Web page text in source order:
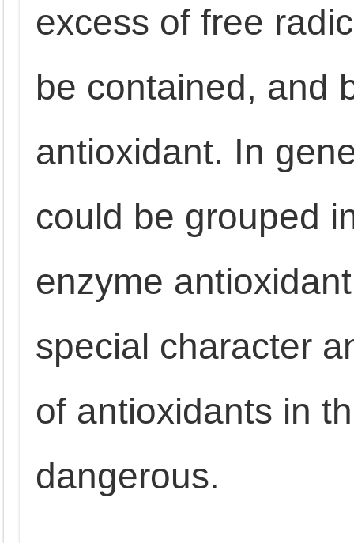
excess of free
be contained, and
antioxidant. In
could be grouped
enzyme
special character
of antioxidants in
dangerous.